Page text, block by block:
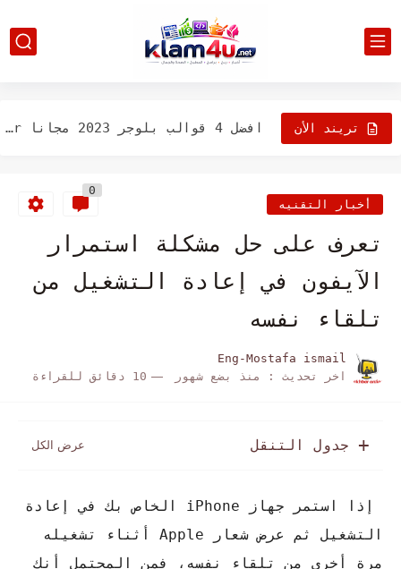
تريند الأن
تحميل اسطوانه تعريفات الأجهزه Driver Pack Solution 2023
افضل 4 قوالب بلوجر 2023 مجانا blogger
أخبار التقنيه
0
تعرف على حل مشكلة استمرار
الآيفون في إعادة التشغيل من
تلقاء نفسه
Eng-Mostafa ismail
اخر تحديث :
منذ بضع شهور 10 دقائق للقراءة
جدول التنقل
إذا استمر جهاز iPhone الخاص بك في إعادة
التشغيل ثم عرض شعار Apple أثناء تشغيله
مرة أخرى من تلقاء نفسه، فمن المحتمل أنك